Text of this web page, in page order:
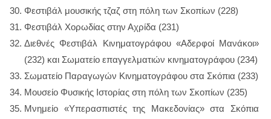
Φεστιβάλ μουσικής τζαζ στη πόλη των Σκοπίων (228)
Φεστιβάλ Χορωδίας στην Αχρίδα (231)
Διεθνές Φεστιβάλ Κινηματογράφου «Αδερφοί Μανάκοι»
(232) και Σωματείο επαγγελματιών κινηματογράφου (234)
Σωματείο Παραγωγών Κινηματογράφου στα Σκόπια (233)
Μουσείο Φυσικής Ιστορίας στη πόλη των Σκοπίων (235)
Μνημείο «Υπερασπιστές της Μακεδονίας» στα Σκόπια